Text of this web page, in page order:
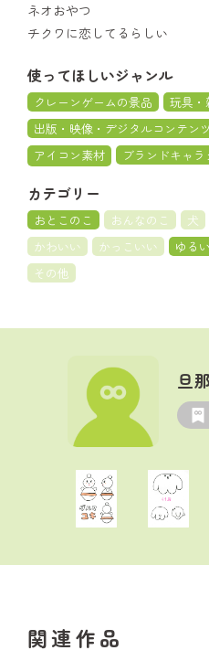
ネオおやつ
チクワに恋してるらしい
使ってほしいジャンル
クレーンゲームの景品
玩具・
出版・映像・デジタルコンテンツ
アイコン素材
ブランドキャラ
カテゴリー
おとこのこ おんなのこ 犬
かわいい
かっこいい ゆるい
その他
旦
関連作品